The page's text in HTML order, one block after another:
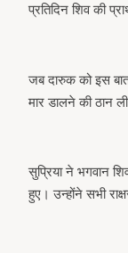
प्रतिदिन शिव की
जब दारुक को इस
मार डालने की ठान
सुप्रिया ने भगवान
हुए। उन्होंने सभी